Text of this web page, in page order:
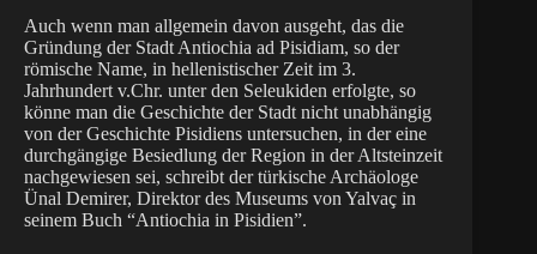
Auch wenn man allgemein davon ausgeht, das die
Gründung der Stadt Antiochia ad Pisidiam, so der
römische Name, in hellenistischer Zeit im 3.
Jahrhundert v.Chr. unter den Seleukiden erfolgte, so
könne man die Geschichte der Stadt nicht unabhängig
von der Geschichte Pisidiens untersuchen, in der eine
durchgängige Besiedlung der Region in der Altsteinzeit
nachgewiesen sei, schreibt der türkische Archäologe
Ünal Demirer, Direktor des Museums von Yalvaç in
seinem Buch “Antiochia in Pisidien”.